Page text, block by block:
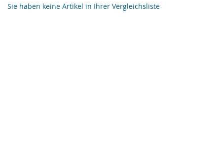
Sie haben keine Artikel in Ihrer Vergleichsliste